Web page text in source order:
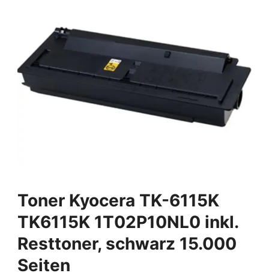
Toner Kyocera TK-6115K
TK6115K 1T02P10NL0 inkl.
Resttoner, schwarz 15.000
Seiten